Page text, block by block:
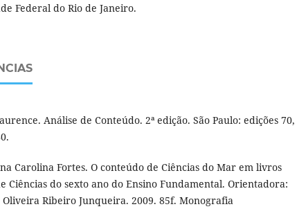
Federal do Rio de Janeiro.
Análise de Conteúdo. 2ª edição. São Paulo: edições 70,
Carolina Fortes. O conteúdo de Ciências do Mar em livros
Ciências do sexto ano do Ensino Fundamental. Orientadora:
Ribeiro Junqueira. 2009. 85f. Monografia